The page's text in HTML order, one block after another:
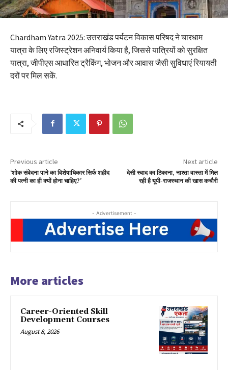
Chardham Yatra 2025: उत्तराखंड पर्यटन विकास परिषद ने चारधाम
यात्रा के लिए रजिस्ट्रेशन अनिवार्य किया है, जिससे यात्रियों को सुरक्षित
यात्रा, जीपीएस आधारित ट्रैकिंग, भोजन और आवास जैसी सुविधाएं रियायती
दरों पर मिल सकें.
Previous article
‘शोक संवेदना पाने का विशेषाधिकार सिर्फ शहीद
की पत्नी का ही क्यों होना चाहिए?’
Next article
देसी स्वाद का ठिकाना, नाश्ता वास्ता में मिल
रही है यूपी-राजस्थान की खास कचौरी
- Advertisement -
More articles
Career-Oriented Skill
Development Courses
August 8, 2026